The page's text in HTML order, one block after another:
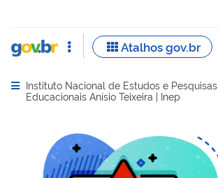
Abrir menu principal de navegação
Instituto Nacional de Estudos e Pesquisas
Educacionais Anísio Teixeira | Inep